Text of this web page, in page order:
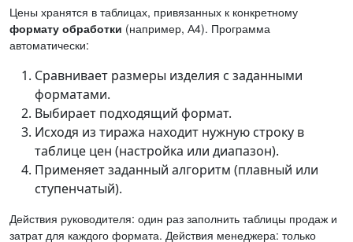
Цены хранятся в таблицах, привязанных к конкретному
формату обработки (например, А4). Программа
автоматически:
Сравнивает размеры изделия с заданными
форматами.
Выбирает подходящий формат.
Исходя из тиража находит нужную строку в
таблице цен (настройка или диапазон).
Применяет заданный алгоритм (плавный или
ступенчатый).
Действия руководителя: один раз заполнить таблицы продаж и
затрат для каждого формата. Действия менеджера: только